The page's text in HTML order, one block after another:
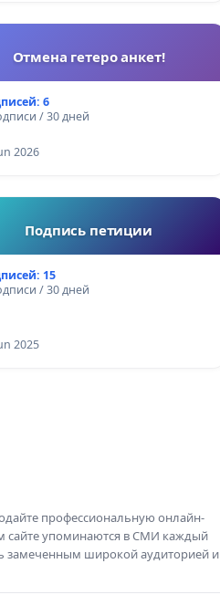
Отмена гетеро анкет!
6
/ 30 дней
2026
Подпись петиции
15
/ 30 дней
2025
профессиональную онлайн-
сайте упоминаются в СМИ каждый
замеченным широкой аудиторией и